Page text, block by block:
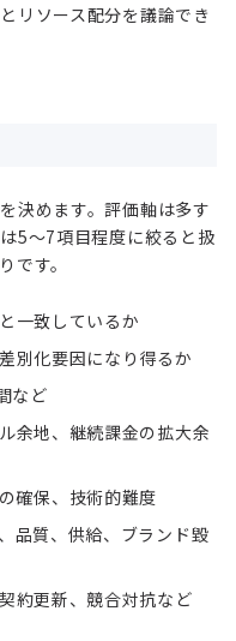
リソース配分を議論でき
決めます。評価軸は多す
5〜7項目程度に絞ると扱
です。
一致しているか
別化要因になり得るか
など
余地、継続課金の拡大余
確保、技術的難度
品質、供給、ブランド毀
約更新、競合対抗など